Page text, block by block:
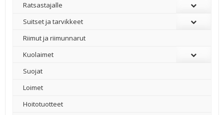
Ratsastajalle
Suitset ja tarvikkeet
Riimut ja riimunnarut
Kuolaimet
Suojat
Loimet
Hoitotuotteet